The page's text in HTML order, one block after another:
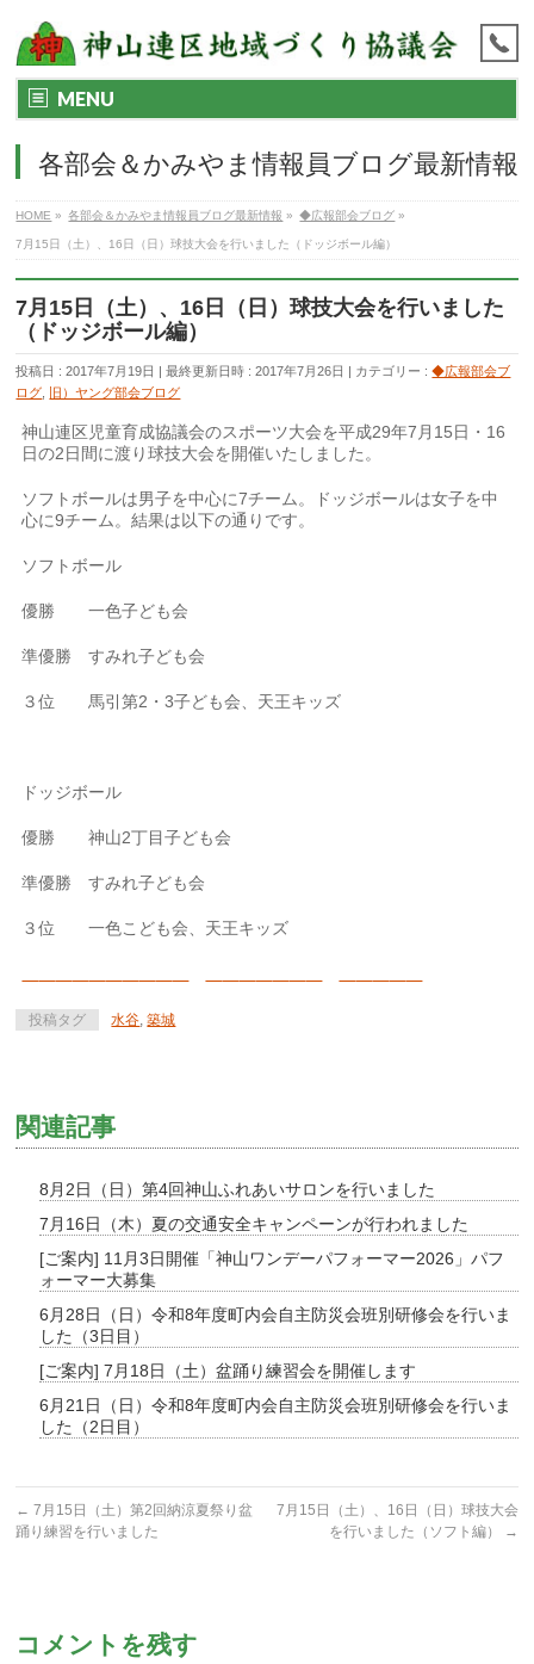
MENU
各部会＆かみやま情報員ブログ最新情報
HOME » 各部会＆かみやま情報員ブログ最新情報 » ◆広報部会ブログ »
7月15日（土）、16日（日）球技大会を行いました（ドッジボール編）
7月15日（土）、16日（日）球技大会を行いました
（ドッジボール編）
投稿日 : 2017年7月19日 最終更新日時 : 2017年7月26日 カテゴリー :◆広報部会ブ
ログ
旧）ヤング部会ブログ
神山連区児童育成協議会のスポーツ大会を平成29年7月15日・16
日の2日間に渡り球技大会を開催いたしました。
ソフトボールは男子を中心に7チーム。ドッジボールは女子を中
心に9チーム。結果は以下の通りです。
ソフトボール
優勝 一色子ども会
準優勝 すみれ子ども会
３位 馬引第2・3子ども会、天王キッズ
ドッジボール
優勝 神山2丁目子ども会
準優勝 すみれ子ども会
３位 一色こども会、天王キッズ
投稿タグ 水谷,築城
関連記事
8月2日（日）第4回神山ふれあいサロンを行いました
7月16日（木）夏の交通安全キャンペーンが行われました
[ご案内] 11月3日開催「神山ワンデーパフォーマー2026」パフ
ォーマー大募集
6月28日（日）令和8年度町内会自主防災会班別研修会を行いま
した（3日目）
[ご案内] 7月18日（土）盆踊り練習会を開催します
6月21日（日）令和8年度町内会自主防災会班別研修会を行いま
した（2日目）
← 7月15日（土）第2回納涼夏祭り盆
踊り練習を行いました
7月15日（土）、16日（日）球技大会
を行いました（ソフト編）
→
コメントを残す